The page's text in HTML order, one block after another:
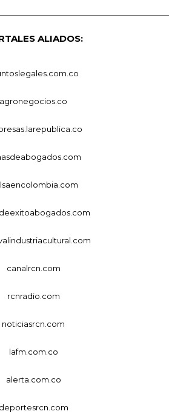
ALIADOS:
agronegocios.co
canalrcn.com
rcnradio.com
noticiasrcn.com
lafm.com.co
alerta.com.co
deportesrcn.com